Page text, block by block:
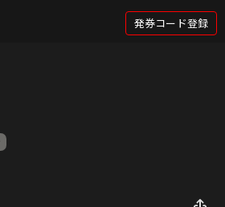
発券コード登録